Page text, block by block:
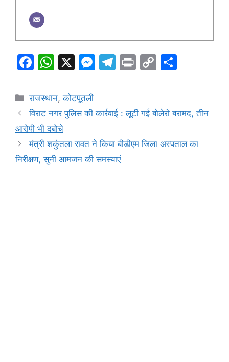
F
c
e
b
o
o
W
at
s
A
p
p
X
M
s
n
g
T
gr
m
Pr C
y
n
e
Categories
राजस्थान,कोटपूतली
विराट नगर पुलिस की कार्रवाई : लूटी गई बोलेरो बरामद, तीन
आरोपी भी दबोचे
मंत्री शकुंतला रावत ने किया बीडीएम जिला अस्पताल का
निरीक्षण, सुनी आमजन की समस्याएं